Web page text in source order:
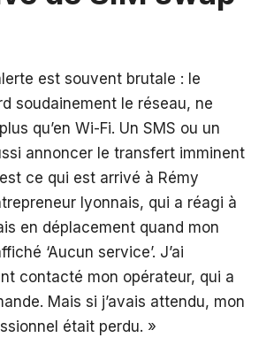
est souvent brutale : le
soudainement le réseau, ne
qu’en Wi-Fi. Un SMS ou un
annoncer le transfert imminent
ce qui est arrivé à Rémy
lyonnais, qui a réagi à
en déplacement quand mon
‘Aucun service’. J’ai
contacté mon opérateur, qui a
Mais si j’avais attendu, mon
était perdu. »